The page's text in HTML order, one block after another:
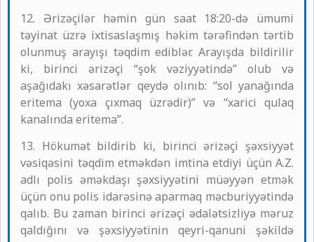
12. Ərizəçilər həmin gün saat 18:20-də ümumi
təyinat üzrə ixtisaslaşmış həkim tərəfindən tərtib
olunmuş arayışı təqdim ediblər. Arayışda bildirilir
ki, birinci ərizəçi “şok vəziyyətində” olub və
aşağıdakı xəsarətlər qeydə olınıb: “sol yanağında
eritema (yoxa çıxmaq üzrədir)” və “xarici qulaq
kanalında eritema”.
13. Hökumət bildirib ki, birinci ərizəçi şəxsiyyət
vəsiqəsini təqdim etməkdən imtina etdiyi üçün A.Z.
adlı polis əməkdaşı şəxsiyyətini müəyyən etmək
üçün onu polis idarəsinə aparmaq məcburiyyətində
qalıb. Bu zaman birinci ərizəçi ədalətsizliyə məruz
qaldığını və şəxsiyyətinin qeyri-qanuni şəkildə